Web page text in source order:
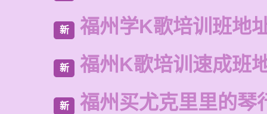
新 福州学K歌培训班地
新 福州K歌培训速成班
新 福州买尤克里里的琴